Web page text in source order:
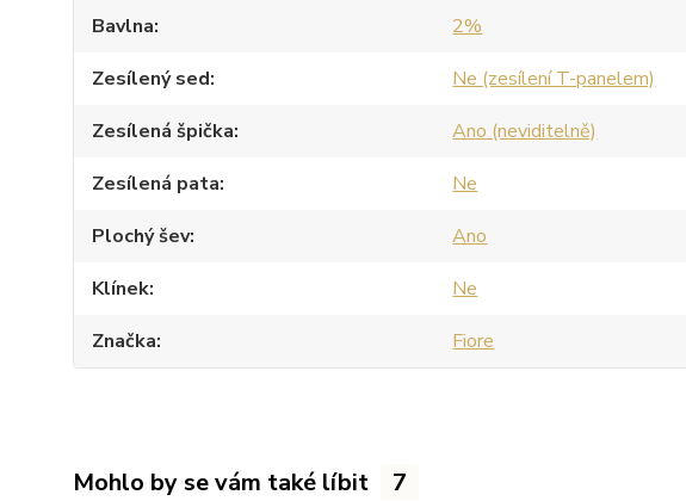
Bavlna
2%
Zesílený sed
Ne (zesílení T-panelem)
Zesílená špička
Ano (neviditelně)
Zesílená pata
Ne
Plochý šev
Ano
Klínek
Ne
Značka
Fiore
Mohlo by se vám také líbit 7